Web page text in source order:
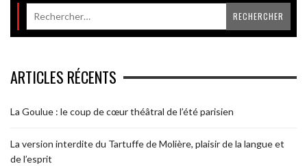
ARTICLES RÉCENTS
La Goulue : le coup de cœur théâtral de l’été parisien
La version interdite du Tartuffe de Molière, plaisir de la langue et
de l’esprit